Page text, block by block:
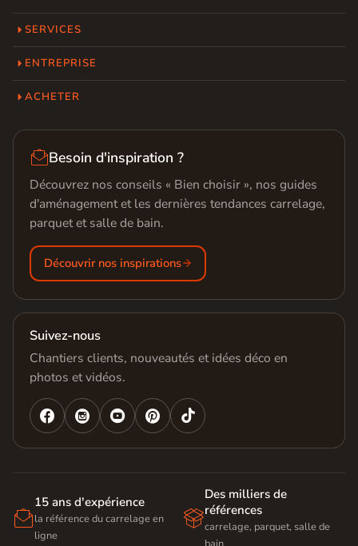
SERVICES
ENTREPRISE
ACHETER
Besoin d'inspiration ?
Découvrez nos conseils « Bien choisir », nos guides
d'aménagement et les dernières tendances carrelage,
parquet et salle de bain.
Découvrir nos inspirations
Suivez-nous
Chantiers clients, nouveautés et idées déco en
photos et vidéos.
   

15 ans d'expérience
la référence du carrelage en
ligne

Des milliers de
références
carrelage, parquet, salle de